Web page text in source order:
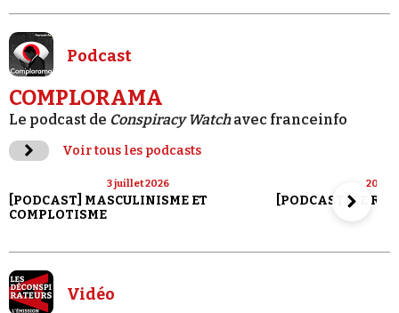
Podcast
COMPLORAMA
Le podcast de Conspiracy Watchavec franceinfo
Voir tous les podcasts
3 juillet 2026
[PODCAST] MASCULINISME ET
COMPLOTISME
20
[PODCAST] LE
Vidéo